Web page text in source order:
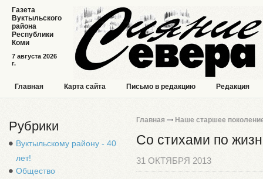
7 августа 2026
г.
Газета
Вуктыльского
района
Республики
Коми
Главная Карта сайта Письмо в редакцию Редакция
Рубрики
Вуктыльскому району - 40
лет!
Общество
Главная Наше старшее
Со стихами по
31 ОКТЯБРЯ 2013